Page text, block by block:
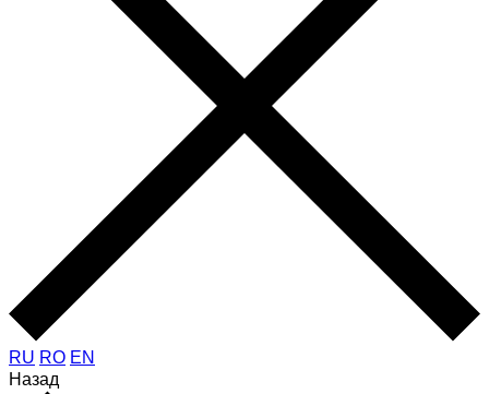
RU RO EN
Назад